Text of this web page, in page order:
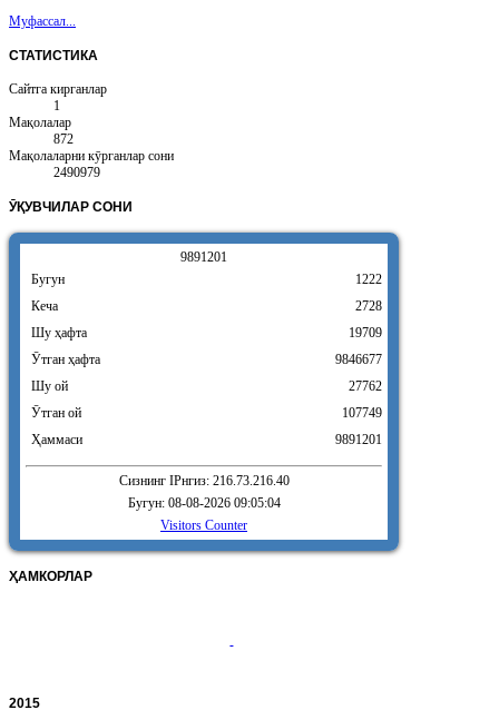
Муфассал...
СТАТИСТИКА
Сайтга кирганлар
1
Мақолалар
872
Мақолаларни кӯрганлар сони
2490979
ӮҚУВЧИЛАР СОНИ
9891201
Бугун
Кеча
Шу ҳафта
Ӯтган ҳафта
Шу ой
Ӯтган ой
Ҳаммаси
1222
2728
19709
9846677
27762
107749
9891201
Сизнинг IPнгиз: 216.73.216.40
Бугун: 08-08-2026 09:05:04
Visitors Counter
ҲАМКОРЛАР
2015